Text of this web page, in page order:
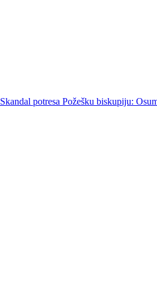
Skandal potresa Požešku biskupiju: